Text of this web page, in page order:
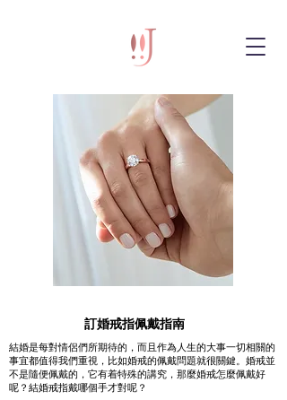
​訂婚戒指佩戴指南
結婚是每對情侶們所期待的，而且作為人生的大事一切相關的
事宜都值得我們重視，比如婚戒的佩戴問題就很關鍵。婚戒並
不是隨便佩戴的，它有着特殊的講究，那麼婚戒怎麼佩戴好
呢？結婚戒指戴哪個手才對呢？